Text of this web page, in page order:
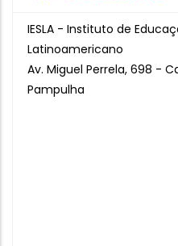
IESLA - Instituto de
Latinoamericano
Av. Miguel Perrela, 698 -
Pampulha